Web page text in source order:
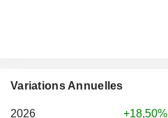
Variations Annuelles
2026
+18,50%